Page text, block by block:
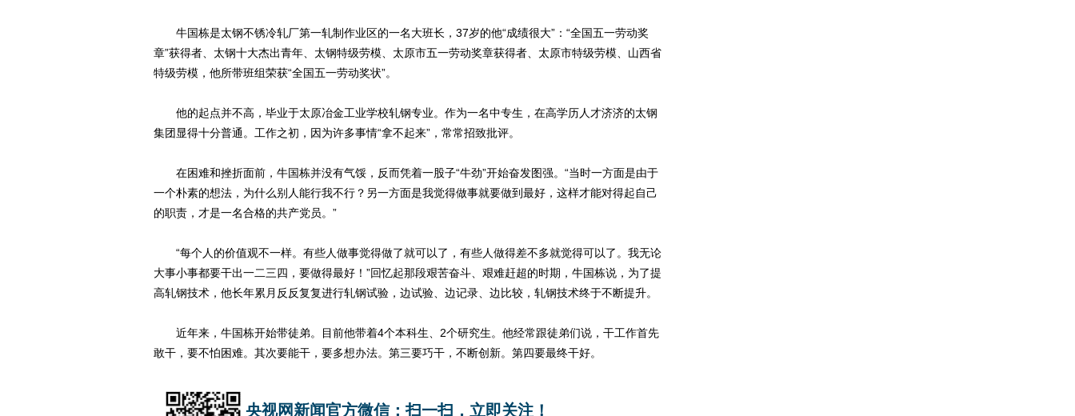
牛国栋是太钢不锈冷轧厂第一轧制作业区的一名大班长，37岁的他“成绩很大”：“全国五一劳动奖
章”获得者、太钢十大杰出青年、太钢特级劳模、太原市五一劳动奖章获得者、太原市特级劳模、山西省
特级劳模，他所带班组荣获“全国五一劳动奖状”。
他的起点并不高，毕业于太原冶金工业学校轧钢专业。作为一名中专生，在高学历人才济济的太钢
集团显得十分普通。工作之初，因为许多事情“拿不起来”，常常招致批评。
在困难和挫折面前，牛国栋并没有气馁，反而凭着一股子“牛劲”开始奋发图强。“当时一方面是由于
一个朴素的想法，为什么别人能行我不行？另一方面是我觉得做事就要做到最好，这样才能对得起自己
的职责，才是一名合格的共产党员。”
“每个人的价值观不一样。有些人做事觉得做了就可以了，有些人做得差不多就觉得可以了。我无论
大事小事都要干出一二三四，要做得最好！”回忆起那段艰苦奋斗、艰难赶超的时期，牛国栋说，为了提
高轧钢技术，他长年累月反反复复进行轧钢试验，边试验、边记录、边比较，轧钢技术终于不断提升。
近年来，牛国栋开始带徒弟。目前他带着4个本科生、2个研究生。他经常跟徒弟们说，干工作首先
敢干，要不怕困难。其次要能干，要多想办法。第三要巧干，不断创新。第四要最终干好。
央视网新闻官方微信：扫一扫，立即关注！